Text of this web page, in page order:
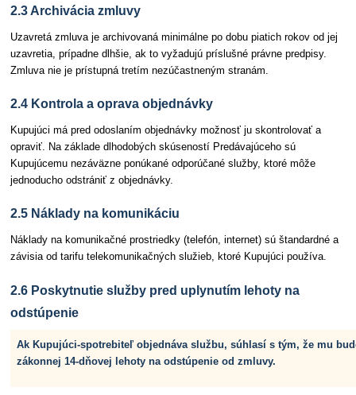
2.3 Archivácia zmluvy
Uzavretá zmluva je archivovaná minimálne po dobu piatich rokov od jej
uzavretia, prípadne dlhšie, ak to vyžadujú príslušné právne predpisy.
Zmluva nie je prístupná tretím nezúčastneným stranám.
2.4 Kontrola a oprava objednávky
Kupujúci má pred odoslaním objednávky možnosť ju skontrolovať a
opraviť. Na základe dlhodobých skúseností Predávajúceho sú
Kupujúcemu nezáväzne ponúkané odporúčané služby, ktoré môže
jednoducho odstrániť z objednávky.
2.5 Náklady na komunikáciu
Náklady na komunikačné prostriedky (telefón, internet) sú štandardné a
závisia od tarifu telekomunikačných služieb, ktoré Kupujúci používa.
2.6 Poskytnutie služby pred uplynutím lehoty na
odstúpenie
Ak Kupujúci-spotrebiteľ objednáva službu, súhlasí s tým, že mu
zákonnej 14-dňovej lehoty na odstúpenie od zmluvy.